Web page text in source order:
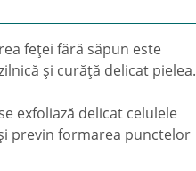
feţei fără săpun este
și curăţă delicat pielea.
exfoliază delicat celulele
previn formarea punctelor